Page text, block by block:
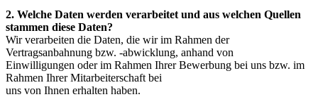
2. Welche Daten werden verarbeitet und aus welchen Quellen
stammen diese Daten?
Wir verarbeiten die Daten, die wir im Rahmen der
Vertragsanbahnung bzw. -abwicklung, anhand von
Einwilligungen oder im Rahmen Ihrer Bewerbung bei uns bzw. im
Rahmen Ihrer Mitarbeiterschaft bei
uns von Ihnen erhalten haben.